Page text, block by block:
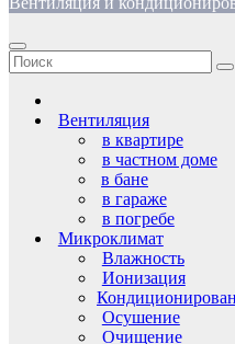
Вентиляция
в квартире
в частном доме
в бане
в гараже
в погребе
Микроклимат
Влажность
Ионизация
Осушение
Очищение